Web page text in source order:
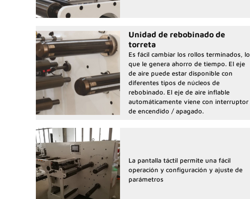
Unidad de rebobinado de
torreta
Es fácil cambiar los rollos terminados, lo
que le genera ahorro de tiempo. El eje
de aire puede estar disponible con
diferentes tipos de núcleos de
rebobinado. El eje de aire inflable
automáticamente viene con interruptor
de encendido / apagado.
La pantalla táctil permite una fácil
operación y configuración y ajuste de
parámetros